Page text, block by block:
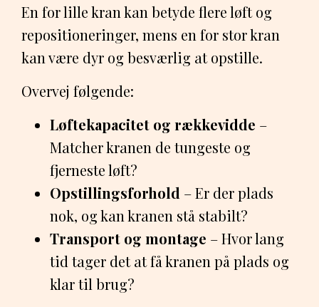
En for lille kran kan betyde flere løft og
repositioneringer, mens en for stor kran
kan være dyr og besværlig at opstille.
Overvej følgende:
Løftekapacitet og rækkevidde –
Matcher kranen de tungeste og
fjerneste løft?
Opstillingsforhold – Er der plads
nok, og kan kranen stå stabilt?
Transport og montage – Hvor lang
tid tager det at få kranen på plads og
klar til brug?